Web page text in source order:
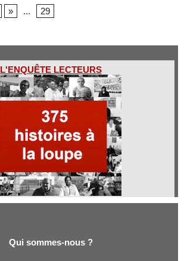
» ... 29
L'ENQUÊTE LECTEURS
Qui sommes-nous ?